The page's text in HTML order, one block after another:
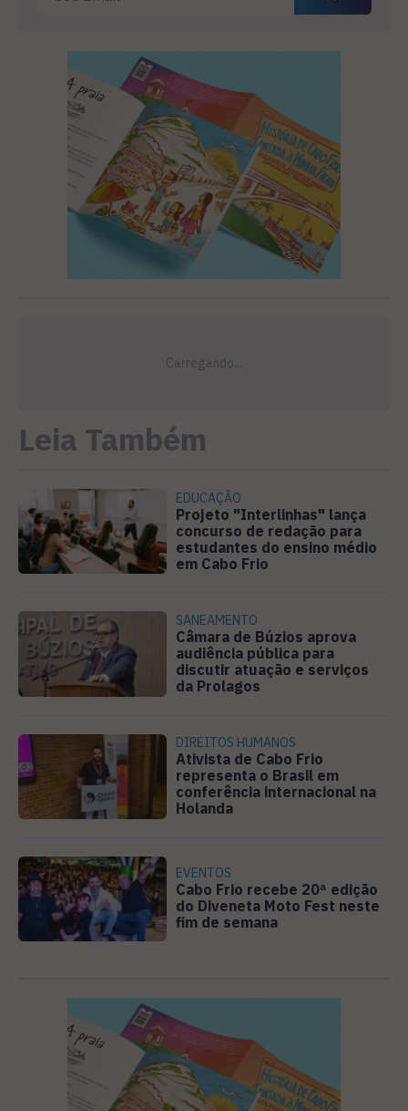
Leia Também
EDUCAÇÃO
Projeto "Interlinhas" lança
concurso de redação para
estudantes do ensino médio
em Cabo Frio
SANEAMENTO
Câmara de Búzios aprova
audiência pública para
discutir atuação e serviços
da Prolagos
DIREITOS HUMANOS
Ativista de Cabo Frio
representa o Brasil em
conferência internacional na
Holanda
EVENTOS
Cabo Frio recebe 20ª edição
do Diveneta Moto Fest neste
fim de semana